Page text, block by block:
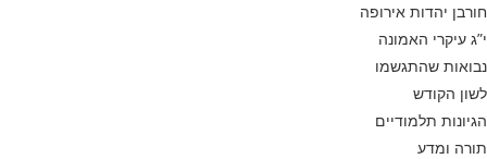
חורבן יהדות אירופה
י”ג עיקרי האמונה
נבואות שהתגשמו
לשון הקודש
הגיונות תלמודיים
תורה ומדע